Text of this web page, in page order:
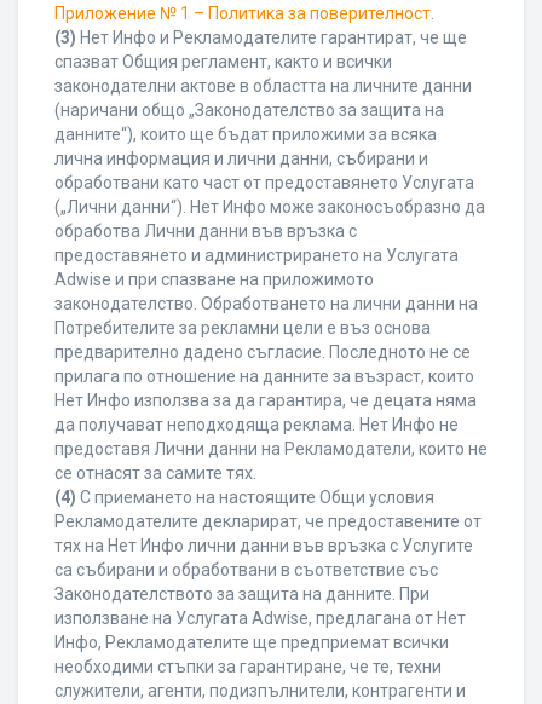
Приложение № 1 – Политика за поверителност
(3) Нет Инфо и Рекламодателите гарантират, че ще
спазват Общия регламент, както и всички
законодателни актове в областта на личните данни
(наричани общо „Законодателство за защита на
данните“), които ще бъдат приложими за всяка
лична информация и лични данни, събирани и
обработвани като част от предоставянето Услугата
(„Лични данни“). Нет Инфо може законосъобразно да
обработва Лични данни във връзка с
предоставянето и администрирането на Услугата
Adwise и при спазване на приложимото
законодателство. Обработването на лични данни на
Потребителите за рекламни цели е въз основа
предварително дадено съгласие. Последното не се
прилага по отношение на данните за възраст, които
Нет Инфо използва за да гарантира, че децата няма
да получават неподходяща реклама. Нет Инфо не
предоставя Лични данни на Рекламодатели, които не
се отнасят за самите тях.
(4) С приемането на настоящите Общи условия
Рекламодателите декларират, че предоставените от
тях на Нет Инфо лични данни във връзка с Услугите
са събирани и обработвани в съответствие със
Законодателството за защита на данните. При
използване на Услугата Adwise, предлагана от Нет
Инфо, Рекламодателите ще предприемат всички
необходими стъпки за гарантиране, че те, техни
служители, агенти, подизпълнители, контрагенти и